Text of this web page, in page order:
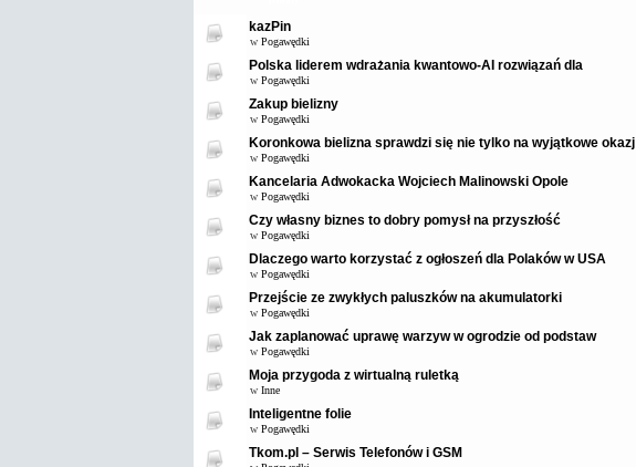
kazPin
w Pogawędki
Polska liderem wdrażania kwantowo-AI rozwiązań dla
w Pogawędki
Zakup bielizny
w Pogawędki
Koronkowa bielizna sprawdzi się nie tylko na wyjątkowe okazj
w Pogawędki
Kancelaria Adwokacka Wojciech Malinowski Opole
w Pogawędki
Czy własny biznes to dobry pomysł na przyszłość
w Pogawędki
Dlaczego warto korzystać z ogłoszeń dla Polaków w USA
w Pogawędki
Przejście ze zwykłych paluszków na akumulatorki
w Pogawędki
Jak zaplanować uprawę warzyw w ogrodzie od podstaw
w Pogawędki
Moja przygoda z wirtualną ruletką
w Inne
Inteligentne folie
w Pogawędki
Tkom.pl – Serwis Telefonów i GSM